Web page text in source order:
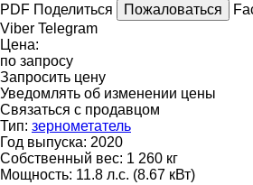
PDF Поделиться Пожаловаться
Viber Telegram
Цена:
по запросу
Запросить цену
Уведомлять об изменении цены
Связаться с продавцом
Тип: зернометатель
Год выпуска: 2020
Собственный вес: 1 260 кг
Мощность: 11.8 л.с. (8.67 кВт)